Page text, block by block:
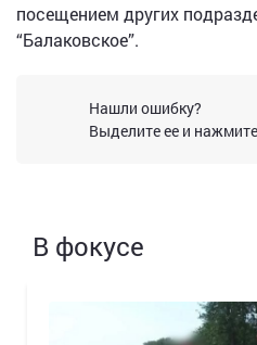
посещением других
“Балаковское”.
Нашли ошибку?
Выделите ее и нажмите
В фокусе